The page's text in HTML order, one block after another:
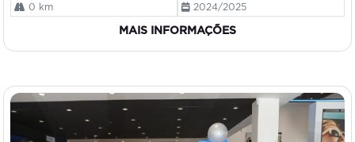
0 km 2024/2025
MAIS INFORMAÇÕES